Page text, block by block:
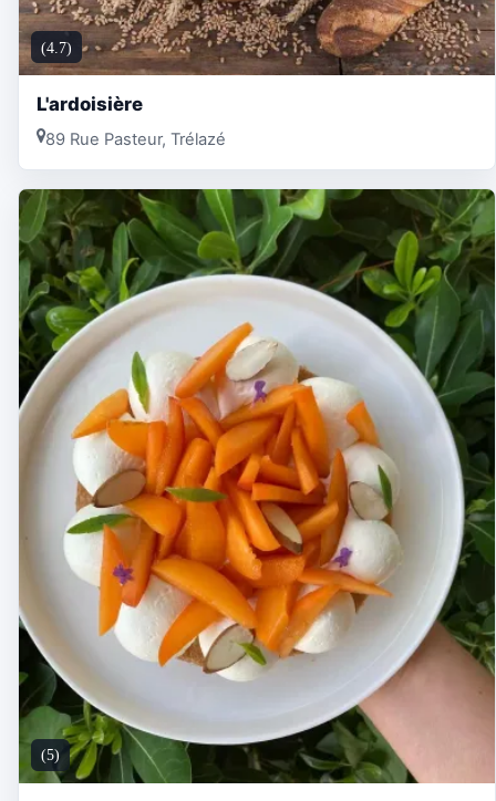
(4.7)
L'ardoisière
89 Rue Pasteur, Trélazé
(5)